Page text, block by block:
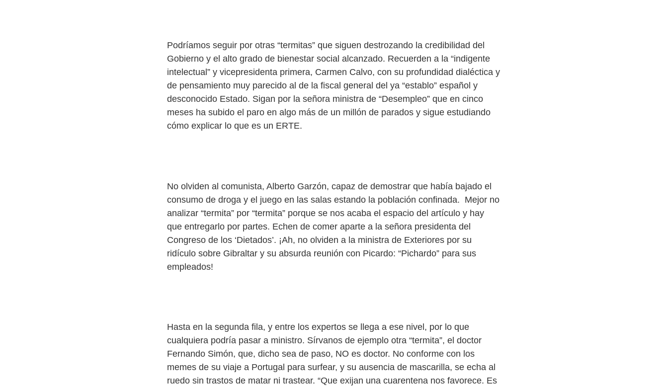
Podríamos seguir por otras “termitas” que siguen destrozando la credibilidad del
Gobierno y el alto grado de bienestar social alcanzado. Recuerden a la “indigente
intelectual” y vicepresidenta primera, Carmen Calvo, con su profundidad dialéctica y
de pensamiento muy parecido al de la fiscal general del ya “establo” español y
desconocido Estado. Sigan por la señora ministra de “Desempleo” que en cinco
meses ha subido el paro en algo más de un millón de parados y sigue estudiando
cómo explicar lo que es un ERTE.
No olviden al comunista, Alberto Garzón, capaz de demostrar que había bajado el
consumo de droga y el juego en las salas estando la población confinada. Mejor no
analizar “termita” por “termita” porque se nos acaba el espacio del artículo y hay
que entregarlo por partes. Echen de comer aparte a la señora presidenta del
Congreso de los ‘Dietados’. ¡Ah, no olviden a la ministra de Exteriores por su
ridículo sobre Gibraltar y su absurda reunión con Picardo: “Pichardo” para sus
empleados!
Hasta en la segunda fila, y entre los expertos se llega a ese nivel, por lo que
cualquiera podría pasar a ministro. Sírvanos de ejemplo otra “termita”, el doctor
Fernando Simón, que, dicho sea de paso, NO es doctor. No conforme con los
memes de su viaje a Portugal para surfear, y su ausencia de mascarilla, se echa al
ruedo sin trastos de matar ni trastear. “Que exijan una cuarentena nos favorece. Es